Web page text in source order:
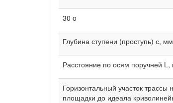
30 o
Глубина ступени (проступь) с,
Расстояние по осям поручней
Горизонтальный участок
площадки до идеала